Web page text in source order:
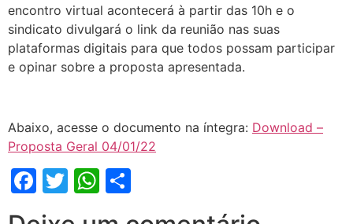
encontro virtual acontecerá à partir das 10h e o
sindicato divulgará o link da reunião nas suas
plataformas digitais para que todos possam participar
e opinar sobre a proposta apresentada.
Abaixo, acesse o documento na íntegra: Download –
Proposta Geral 04/01/22
Facebook
TwitterWhatsApp